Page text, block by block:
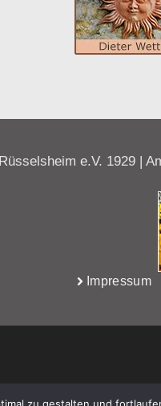
e.V. 1929 |
Impressum